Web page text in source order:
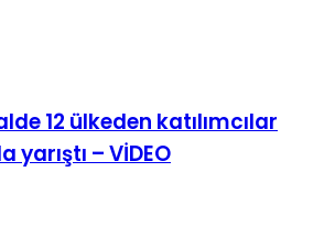
12 ülkeden katılımcılar
– VİDEO